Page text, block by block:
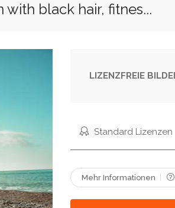
black hair, fitnes...
LIZENZFREIE
Standard Lizenzen
Mehr Informationen